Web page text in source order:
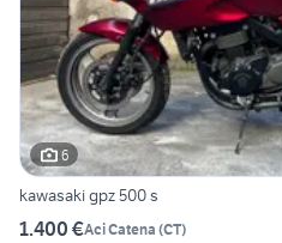
6
kawasaki gpz 500 s
1.400 €Aci Catena (CT)